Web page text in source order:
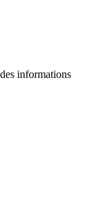
informations